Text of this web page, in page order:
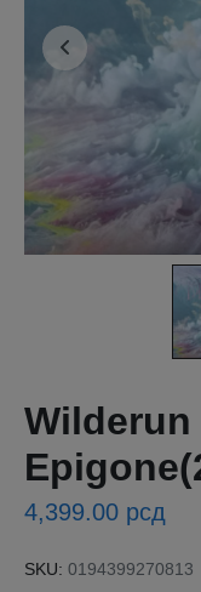
Wilderun
4,399.00 рсд
SKU: 0194399270813